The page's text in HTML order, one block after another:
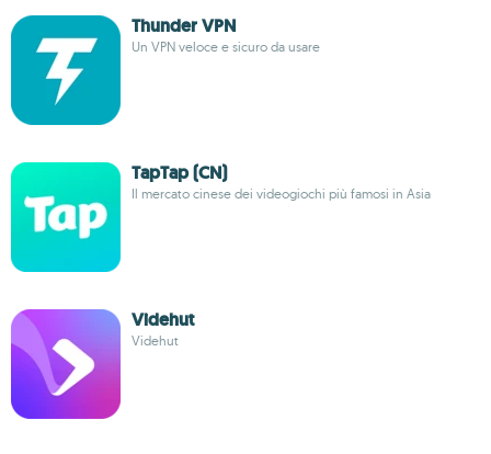
Thunder VPN
Un VPN veloce e sicuro da usare
TapTap (CN)
Il mercato cinese dei videogiochi più famosi in Asia
Videhut
Videhut